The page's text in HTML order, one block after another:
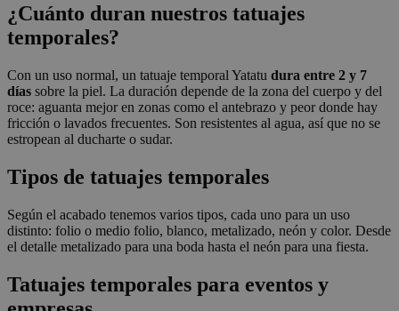
¿Cuánto duran nuestros tatuajes
temporales?
Con un uso normal, un tatuaje temporal Yatatu dura entre 2 y 7
días sobre la piel. La duración depende de la zona del cuerpo y del
roce: aguanta mejor en zonas como el antebrazo y peor donde hay
fricción o lavados frecuentes. Son resistentes al agua, así que no se
estropean al ducharte o sudar.
Tipos de tatuajes temporales
Según el acabado tenemos varios tipos, cada uno para un uso
distinto: folio o medio folio, blanco, metalizado, neón y color. Desde
el detalle metalizado para una boda hasta el neón para una fiesta.
Tatuajes temporales para eventos y